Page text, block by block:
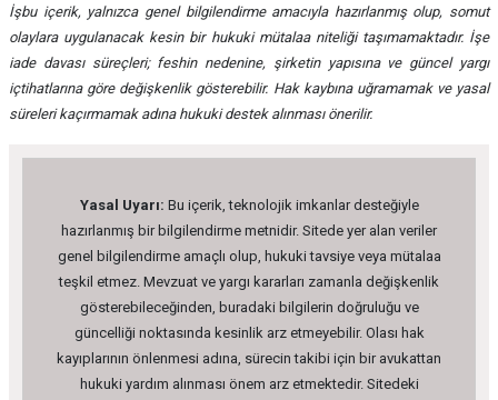
İşbu içerik, yalnızca genel bilgilendirme amacıyla hazırlanmış olup, somut
olaylara uygulanacak kesin bir hukuki mütalaa niteliği taşımamaktadır. İşe
iade davası süreçleri; feshin nedenine, şirketin yapısına ve güncel yargı
içtihatlarına göre değişkenlik gösterebilir. Hak kaybına uğramamak ve yasal
süreleri kaçırmamak adına hukuki destek alınması önerilir.
Yasal Uyarı: Bu içerik, teknolojik imkanlar desteğiyle
hazırlanmış bir bilgilendirme metnidir. Sitede yer alan veriler
genel bilgilendirme amaçlı olup, hukuki tavsiye veya mütalaa
teşkil etmez. Mevzuat ve yargı kararları zamanla değişkenlik
gösterebileceğinden, buradaki bilgilerin doğruluğu ve
güncelliği noktasında kesinlik arz etmeyebilir. Olası hak
kayıplarının önlenmesi adına, sürecin takibi için bir avukattan
hukuki yardım alınması önem arz etmektedir. Sitedeki